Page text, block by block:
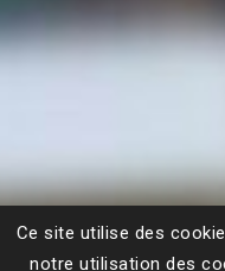
Ce site utilise des
notre utilisation des